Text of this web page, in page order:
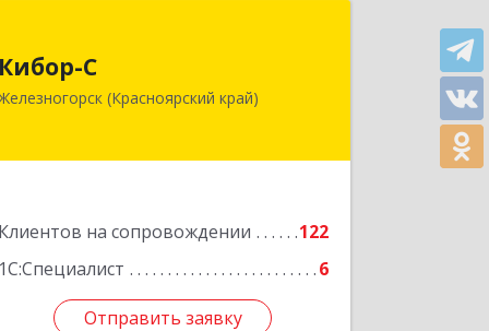
Кибор-С
(Красноярский край)
Клиентов на сопровождении
122
1С:Специалист
6
Отправить заявку
Железногорск г, Белорусская ул, дом
Отправить заявку